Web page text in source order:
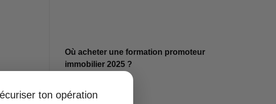
Où acheter une formation promoteur
immobilier 2025 ?
Lire plus »
ton opération